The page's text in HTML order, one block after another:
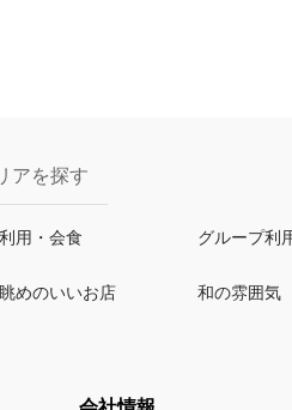
アを探す
用・会食 グループ利
めのいいお店 和の雰囲気